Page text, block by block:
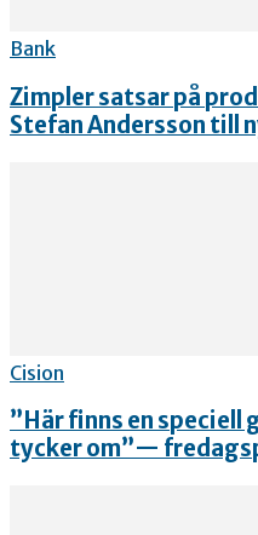
Bank
Zimpler satsar på
Stefan Andersson till
Cision
”Här finns en speciell
tycker om”—